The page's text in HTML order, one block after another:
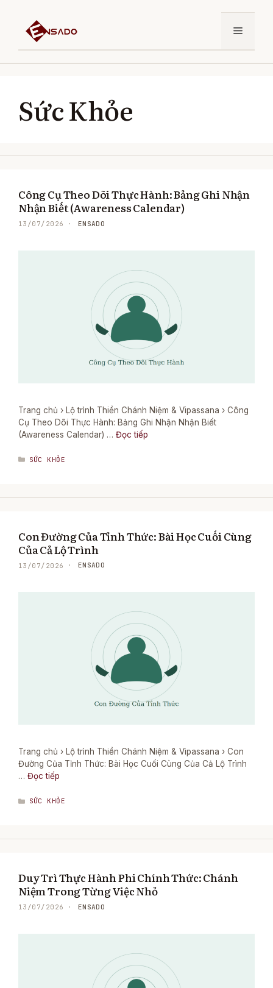
dung
Menu
Sức Khỏe
Công Cụ Theo Dõi Thực Hành: Bảng Ghi Nhận
Nhận Biết (Awareness Calendar)
13/07/2026 ENSADO
Trang chủ › Lộ trình Thiền Chánh Niệm & Vipassana › Công
Cụ Theo Dõi Thực Hành: Bảng Ghi Nhận Nhận Biết
(Awareness Calendar) … Đọc tiếp
DANH
SỨC KHỎE
Con Đường Của Tỉnh Thức: Bài Học Cuối Cùng
Của Cả Lộ Trình
13/07/2026 ENSADO
Trang chủ › Lộ trình Thiền Chánh Niệm & Vipassana › Con
Đường Của Tỉnh Thức: Bài Học Cuối Cùng Của Cả Lộ Trình
… Đọc tiếp
DANH
SỨC KHỎE
Duy Trì Thực Hành Phi Chính Thức: Chánh
Niệm Trong Từng Việc Nhỏ
13/07/2026 ENSADO